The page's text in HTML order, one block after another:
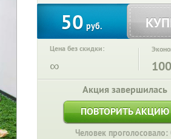
50 руб.
Цена без скидки:
∞ 100
Акция завершилась
ПОВТОРИТЬ АКЦИЮ
Человек проголосовало: